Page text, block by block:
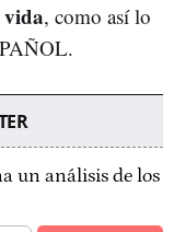
, como así lo
un análisis de los